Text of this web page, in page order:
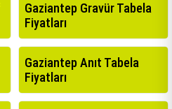
Gaziantep Gravür Tabela
Fiyatları
Gaziantep Anıt Tabela
Fiyatları